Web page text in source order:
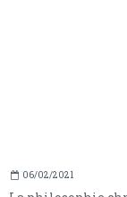
06/02/2021